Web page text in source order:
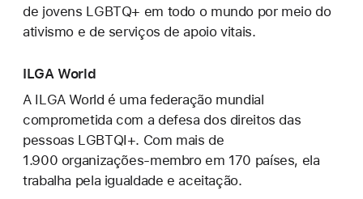
de jovens LGBTQ+ em todo o mundo por meio do
ativismo e de serviços de apoio vitais.
ILGA World
A ILGA World é uma federação mundial
comprometida com a defesa dos direitos das
pessoas LGBTQI+. Com mais de
1.900 organizações-membro em 170 países, ela
trabalha pela igualdade e aceitação.